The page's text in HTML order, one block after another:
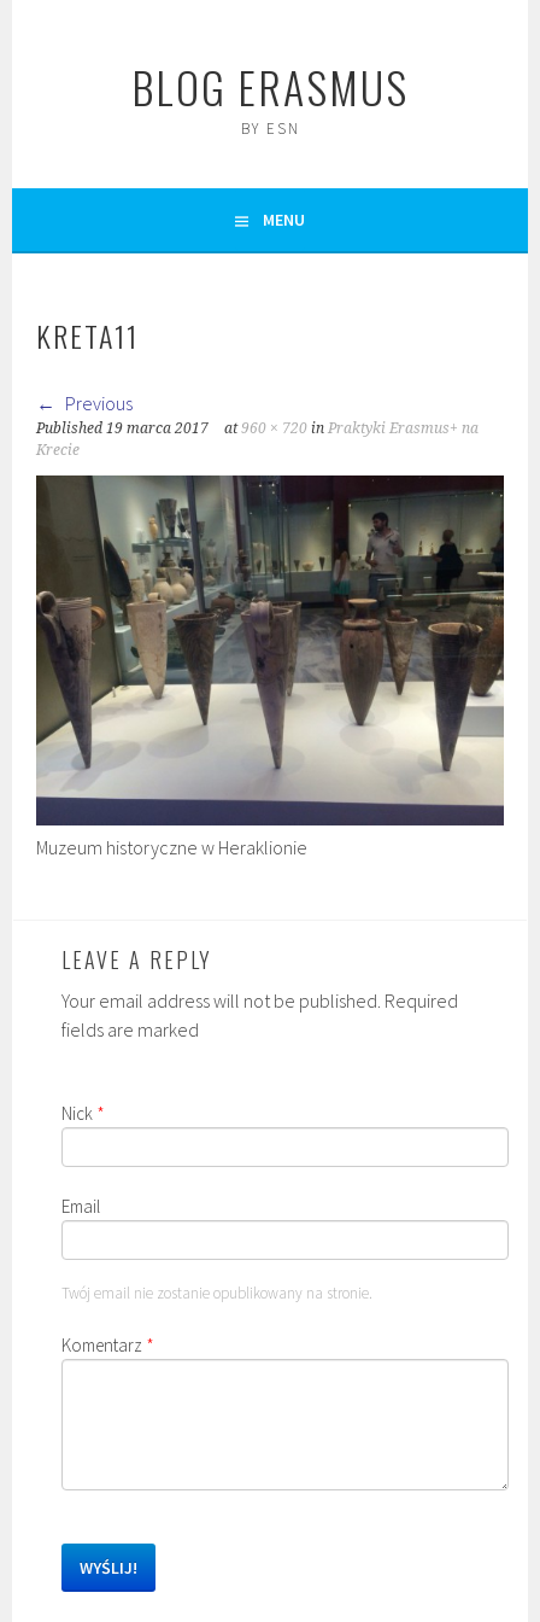
BLOG ERASMUS
BY ESN
MENU
KRETA11
Previous
Published19 marca 2017 at960 × 720 inPraktyki Erasmus+ na
Krecie
Muzeum historyczne w Heraklionie
LEAVE A REPLY
Your email address will not be published. Required
fields are marked
Nick *
Email
Twój email nie zostanie opublikowany na stronie.
Komentarz *